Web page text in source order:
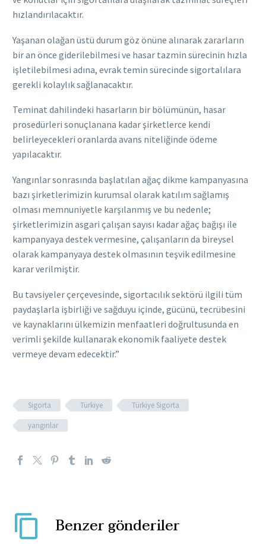
hızlandırılacaktır.
Yaşanan olağan üstü durum göz önüne alınarak zararların
bir an önce giderilebilmesi ve hasar tazmin sürecinin hızla
işletilebilmesi adına, evrak temin sürecinde sigortalılara
gerekli kolaylık sağlanacaktır.
Teminat dahilindeki hasarların bir bölümünün, hasar
prosedürleri sonuçlanana kadar şirketlerce kendi
belirleyecekleri oranlarda avans niteliğinde ödeme
yapılacaktır.
Yangınlar sonrasında başlatılan ağaç dikme kampanyasına
bazı şirketlerimizin kurumsal olarak katılım sağlamış
olması memnuniyetle karşılanmış ve bu nedenle;
şirketlerimizin asgari çalışan sayısı kadar ağaç bağışı ile
kampanyaya destek vermesine, çalışanların da bireysel
olarak kampanyaya destek olmasının teşvik edilmesine
karar verilmiştir.
Bu tavsiyeler çerçevesinde, sigortacılık sektörü ilgili tüm
paydaşlarla işbirliği ve sağduyu içinde, gücünü, tecrübesini
ve kaynaklarını ülkemizin menfaatleri doğrultusunda en
verimli şekilde kullanarak ekonomik faaliyete destek
vermeye devam edecektir.”
Sigorta Türkiye
Türkiye Sigorta
yangınlar
Benzer gönderiler